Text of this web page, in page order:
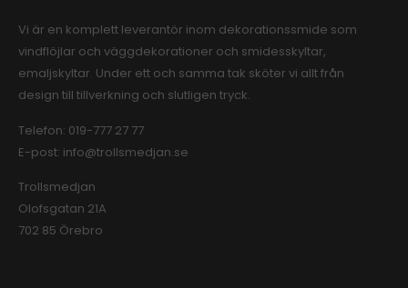
Vi är en komplett leverantör inom dekorationssmide som
vindflöjlar och väggdekorationer och smidesskyltar,
emaljskyltar. Under ett och samma tak sköter vi allt från
design till tillverkning och slutligen tryck.
Telefon: 019-777 27 77
E-post: info@trollsmedjan.se
Trollsmedjan
Olofsgatan 21A
702 85 Örebro